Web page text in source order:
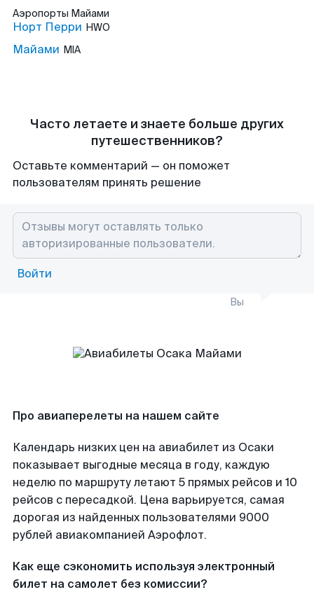
Аэропорты Майами
Норт Перри HWO
Майами MIA
Часто летаете и знаете больше других
путешественников?
Оставьте комментарий — он поможет
пользователям принять решение
Войти
Вы
Про авиаперелеты на нашем сайте
Календарь низких цен на авиабилет из Осаки
показывает выгодные месяца в году, каждую
неделю по маршруту летают 5 прямых рейсов и 10
рейсов с пересадкой. Цена варьируется, самая
дорогая из найденных пользователями 9000
рублей авиакомпанией Аэрофлот.
Как еще сэкономить используя электронный
билет на самолет без комиссии?